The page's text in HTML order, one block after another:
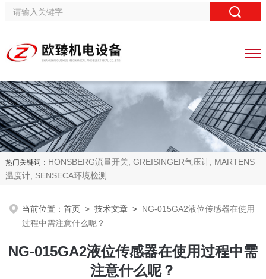
热门关键词： HONSBERG流量开关, GREISINGER气压计, MARTENS
温度计, SENSECA环境检测
当前位置：首页 >技术文章 > NG-015GA2液位传感器在使用
过程中需注意什么呢？
NG-015GA2液位传感器在使用过程中需
注意什么呢？